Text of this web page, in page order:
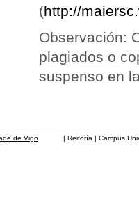
(http://
Observación:
plagiados o
suspenso en
de Vigo | Reitoría | Campus